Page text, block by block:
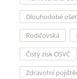
Dlouhodobé
Rodičovská
Čistý zisk OSVČ
Zdravotní